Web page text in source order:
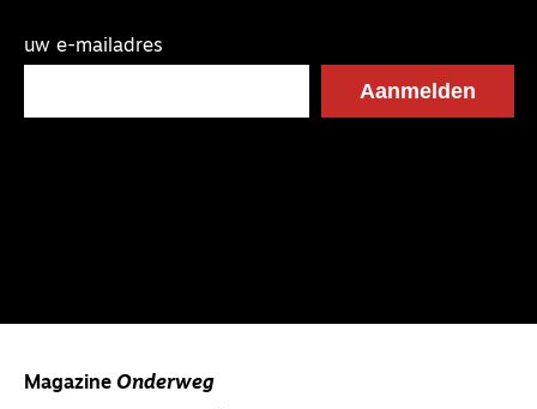
uw e-mailadres
Magazine Onderweg